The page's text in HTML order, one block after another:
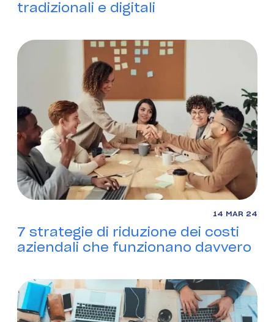
tradizionali e digitali
14 MAR 24
7 strategie di riduzione dei costi
aziendali che funzionano davvero